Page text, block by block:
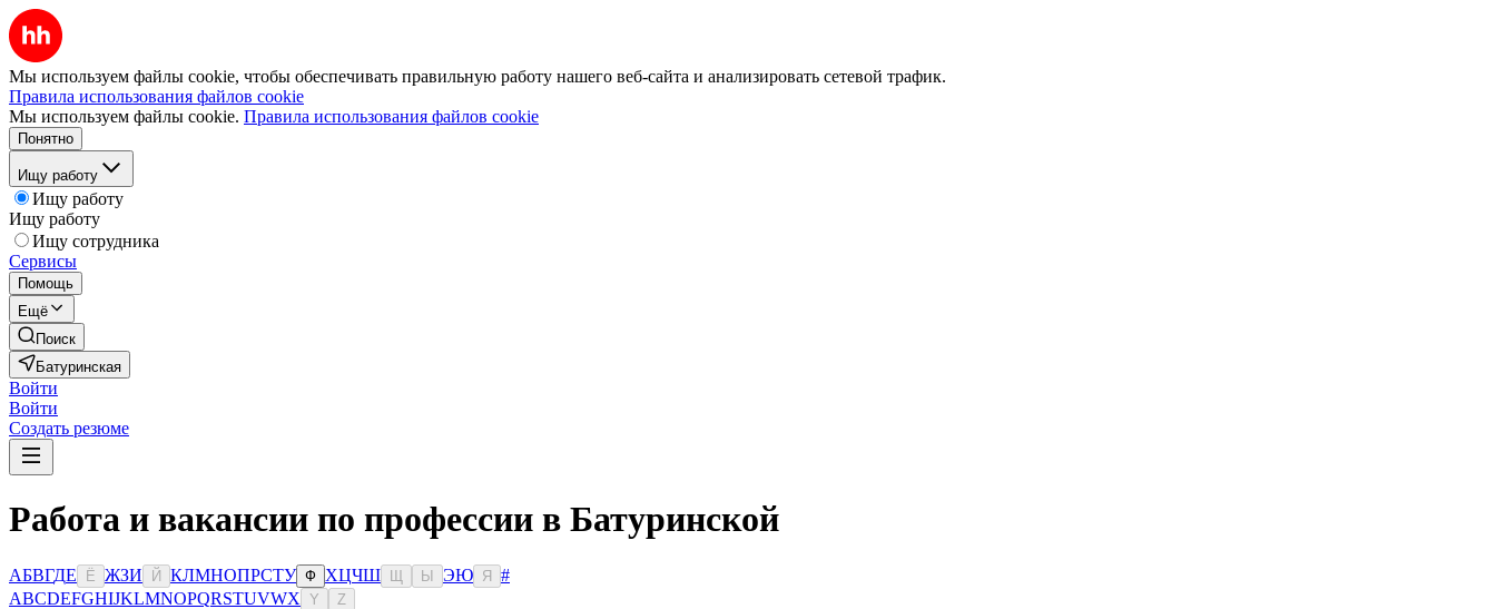
Мы используем файлы cookie, чтобы обеспечивать правильную работу нашего веб-сайта и анализировать сетевой трафик.
Правила использования файлов cookie
Мы используем файлы cookie. Правила использования файлов cookie
Понятно
Ищу работу
Ищу работу
Ищу работу
Ищу сотрудника
Сервисы
Помощь
Ещё
Поиск
Батуринская
Войти
Войти
Создать резюме
Работа и вакансии по профессии в Батуринской
АБВГДЕ Ё ЖЗИ Й КЛМНОПРСТУ Ф ХЦЧШ Ы ЭЮ Я
#
ABCDEFGHIJKLMNOPQRSTUVWX Y Z